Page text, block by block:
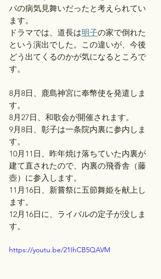
パの病気見舞いだったと考えられてい
ます。
ドラマでは、道長は明子の家で倒れた
という演出でした。この違いが、今後
どう出てくるのかが気になるところで
す。
8月8日、鹿島神宮に奉幣使を発遣しま
す。
8月27日、和歌会が開催されます。
9月8日、彰子は一条院内裏に参内しま
す。
10月11日、昨年焼け落ちていた内裏が
建て直されたので、内裏の飛香舎（藤
壺）に参入します。
11月16日、新嘗祭に五節舞姫を献上し
ます。
12月16日に、ライバルの定子が没しま
す。
https://youtu.be/21IhCB5QAVM